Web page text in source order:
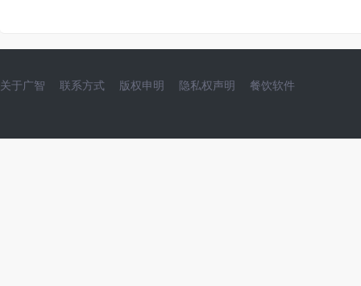
关于广智 联系方式 版权申明 隐私权声明 餐饮软件